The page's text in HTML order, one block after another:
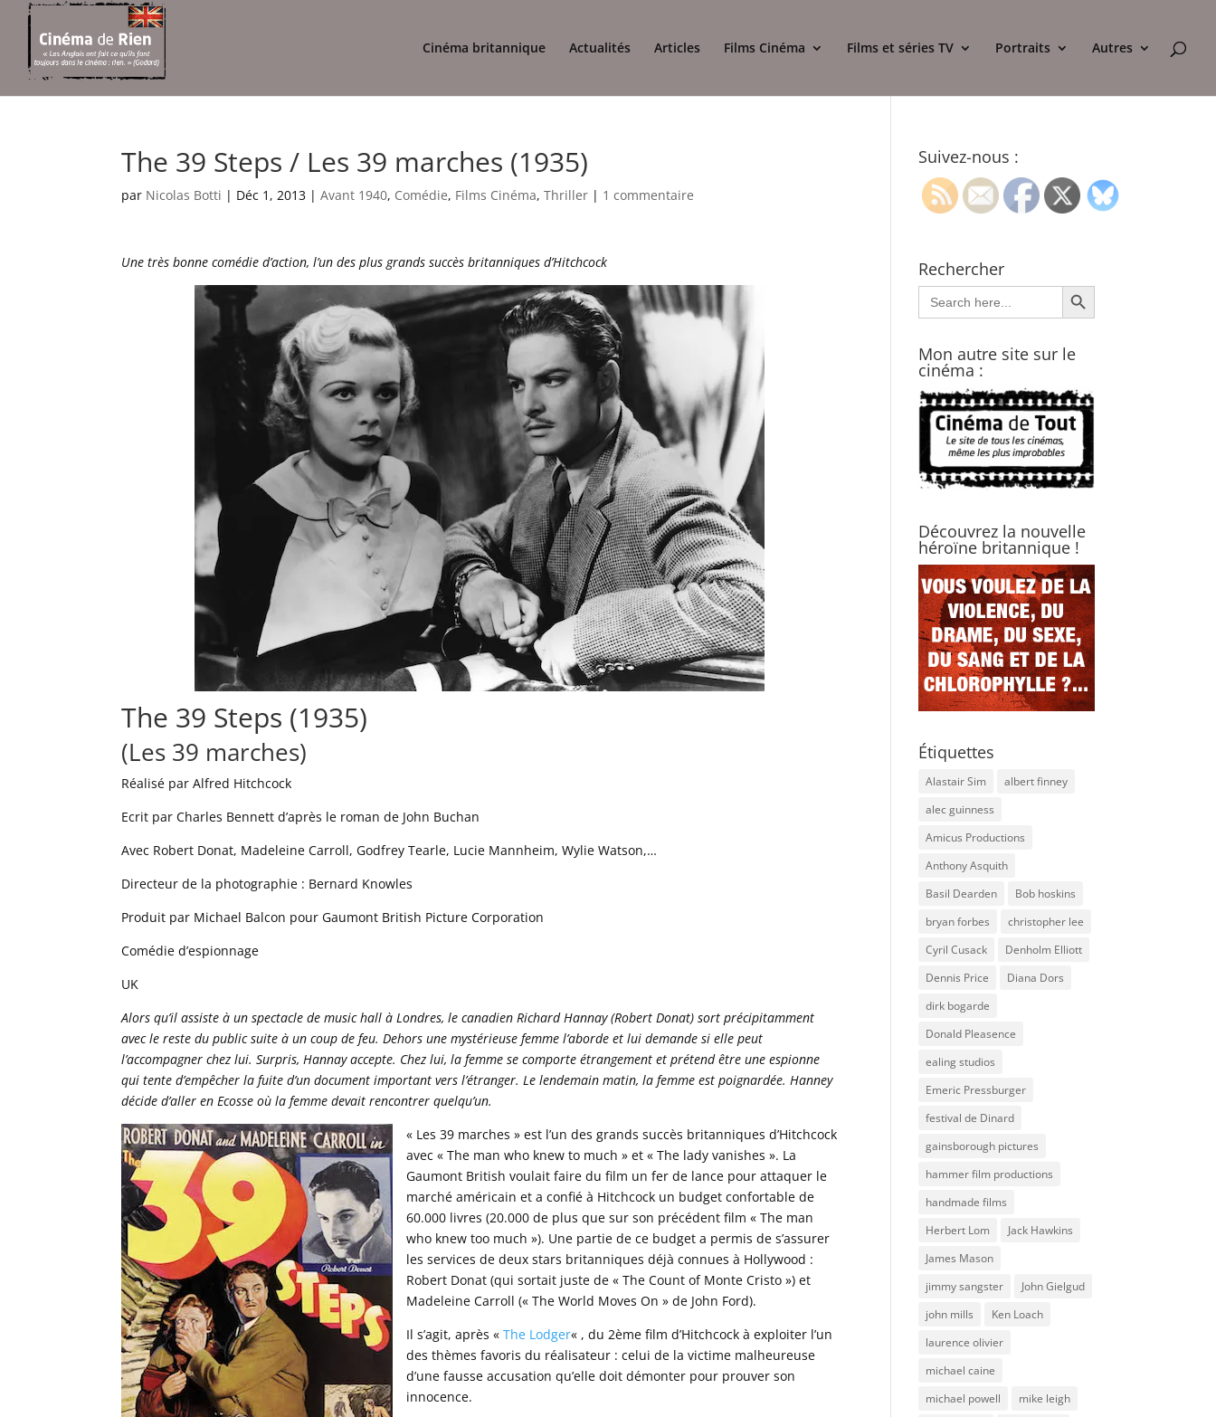
Cinéma britannique Actualités Articles Films Cinéma Films et séries TV Portraits Autres
The 39 Steps / Les 39 marches (1935)
par Nicolas Botti | Déc 1, 2013 |Avant 1940, Comédie, Films Cinéma,Thriller | 1 commentaire
Une très bonne comédie d’action, l’un des plus grands succès britanniques d’Hitchcock
The 39 Steps (1935)
(Les 39 marches)
Réalisé par Alfred Hitchcock
Ecrit par Charles Bennett d’après le roman de John Buchan
Avec Robert Donat, Madeleine Carroll, Godfrey Tearle, Lucie Mannheim, Wylie Watson,…
Directeur de la photographie : Bernard Knowles
Produit par Michael Balcon pour Gaumont British Picture Corporation
Comédie d’espionnage
UK
Alors qu’il assiste à un spectacle de music hall à Londres, le canadien Richard Hannay (Robert Donat) sort précipitamment
avec le reste du public suite à un coup de feu. Dehors une mystérieuse femme l’aborde et lui demande si elle peut
l’accompagner chez lui. Surpris, Hannay accepte. Chez lui, la femme se comporte étrangement et prétend être une espionne
qui tente d’empêcher la fuite d’un document important vers l’étranger. Le lendemain matin, la femme est poignardée. Hanney
décide d’aller en Ecosse où la femme devait rencontrer quelqu’un.
« Les 39 marches » est l’un des grands succès britanniques d’Hitchcock
avec « The man who knew to much » et « The lady vanishes ». La
Gaumont British voulait faire du film un fer de lance pour attaquer le
marché américain et a confié à Hitchcock un budget confortable de
60.000 livres (20.000 de plus que sur son précédent film « The man
who knew too much »). Une partie de ce budget a permis de s’assurer
les services de deux stars britanniques déjà connues à Hollywood :
Robert Donat (qui sortait juste de « The Count of Monte Cristo ») et
Madeleine Carroll (« The World Moves On » de John Ford).
Il s’agit, après «The Lodger« , du 2ème film d’Hitchcock à exploiter l’un
des thèmes favoris du réalisateur : celui de la victime malheureuse
d’une fausse accusation qu’elle doit démonter pour prouver son
innocence.
Suivez-nous :
Rechercher
Search
for:
Search Button
Mon autre site sur le
cinéma :
Découvrez la nouvelle
héroïne britannique !
Étiquettes
Alastair Sim
albert finney
alec guinness
Amicus Productions
Anthony Asquith
Basil Dearden
Bob hoskins
bryan forbes
christopher lee
Cyril Cusack
Denholm Elliott
Dennis Price
Diana Dors
dirk bogarde
Donald Pleasence
ealing studios
Emeric Pressburger
festival de Dinard
gainsborough pictures
hammer film productions
handmade films
Herbert Lom
Jack Hawkins
James Mason
jimmy sangster
John Gielgud
john mills
Ken Loach
laurence olivier
michael caine
michael powell
mike leigh